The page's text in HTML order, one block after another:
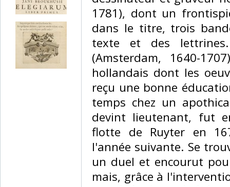
1781), dont un
dans le titre, trois
texte et des lettrines.
(Amsterdam, 1640-
hollandais dont les
reçu une bonne
temps chez un
devint lieutenant, fut
flotte de Ruyter en
l'année suivante. Se
un duel et encourut
mais, grâce à